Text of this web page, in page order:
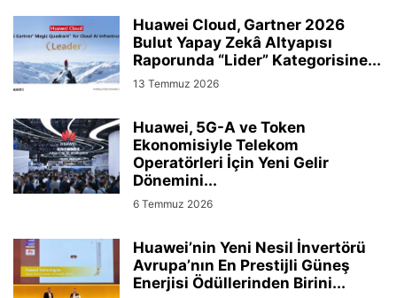
Huawei Cloud, Gartner 2026
Bulut Yapay Zekâ Altyapısı
Raporunda “Lider” Kategorisine...
13 Temmuz 2026
Huawei, 5G-A ve Token
Ekonomisiyle Telekom
Operatörleri İçin Yeni Gelir
Dönemini...
6 Temmuz 2026
Huawei’nin Yeni Nesil İnvertörü
Avrupa’nın En Prestijli Güneş
Enerjisi Ödüllerinden Birini...